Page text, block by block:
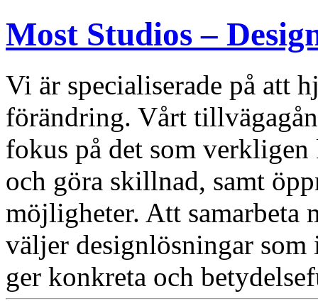
Most Studios –
Vi är specialiserade på att
förändring. Vårt
fokus på det som
och göra skillnad, samt
möjligheter. Att samarbeta
väljer designlösningar som
ger konkreta och